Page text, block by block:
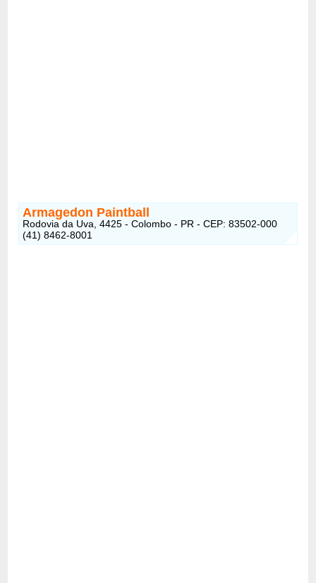
Armagedon Paintball
Rodovia da Uva, 4425 - Colombo - PR - CEP: 83502-000
(41) 8462-8001